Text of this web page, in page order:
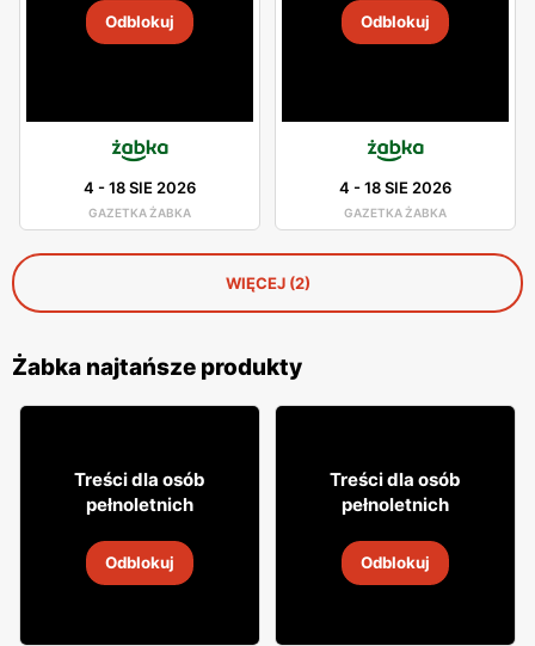
Odblokuj
4 -18 SIE 2026
GAZETKA ŻABKA
Odblokuj
4 -18 SIE 2026
GAZETKA ŻABKA
WIĘCEJ (2)
Żabka najtańsze produkty
49 99
18 sie 2026
Treści dla osób
pełnoletnich
Odblokuj
4999
18 sie 2026
Treści dla osób
pełnoletnich
Odblokuj